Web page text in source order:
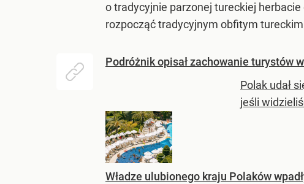
o tradycyjnie parzonej tureckiej
rozpocząć tradycyjnym obfitym
Podróżnik opisał zachowanie turystów
Polak udał
jeśli
Władze ulubionego kraju Polaków